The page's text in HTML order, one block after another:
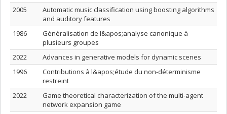
2005
Automatic music classification using boosting algorithms
and auditory features
1986
Généralisation de l&apos;analyse canonique à
plusieurs groupes
2022
Advances in generative models for dynamic scenes
1996
Contributions à l&apos;étude du non-déterminisme
restreint
2022
Game theoretical characterization of the multi-agent
network expansion game